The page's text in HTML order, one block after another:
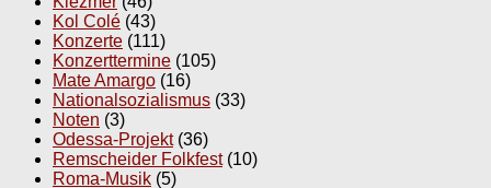
Kol Colé (43)
Konzerte (111)
Konzerttermine (105)
Mate Amargo (16)
Nationalsozialismus (33)
Noten (3)
Odessa-Projekt(36)
Remscheider Folkfest(10)
Roma-Musik (5)